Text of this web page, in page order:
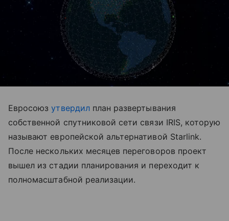
Евросоюзутвердилплан развертывания
собственной спутниковой сети связи IRIS, которую
называют европейской альтернативой Starlink.
После нескольких месяцев переговоров проект
вышел из стадии планирования и переходит к
полномасштабной реализации.